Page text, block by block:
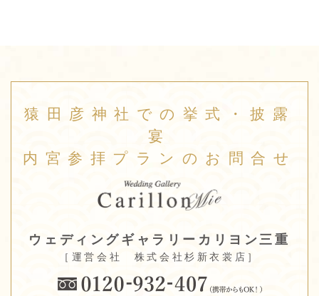
猿田彦神社での挙式・披露
宴
内宮参拝プランのお問合せ
ウェディングギャラリーカリヨン三重
［運営会社 株式会社杉新衣裳店］